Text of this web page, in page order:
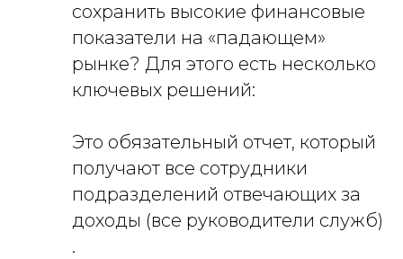
сохранить высокие финансовые
показатели на «падающем»
рынке? Для этого есть несколько
ключевых решений:
Это обязательный отчет, который
получают все сотрудники
подразделений отвечающих за
доходы (все руководители служб)
.